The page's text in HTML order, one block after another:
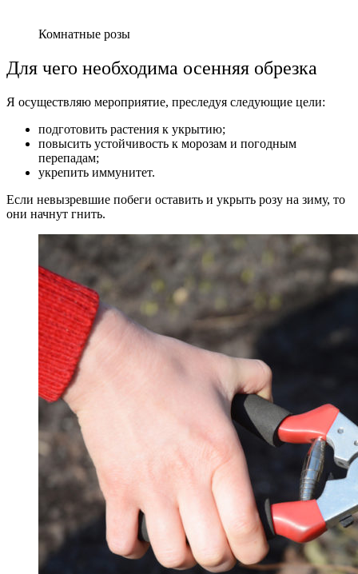
Комнатные розы
Для чего необходима осенняя обрезка
Я осуществляю мероприятие, преследуя следующие цели:
подготовить растения к укрытию;
повысить устойчивость к морозам и погодным
перепадам;
укрепить иммунитет.
Если невызревшие побеги оставить и укрыть розу на зиму, то
они начнут гнить.